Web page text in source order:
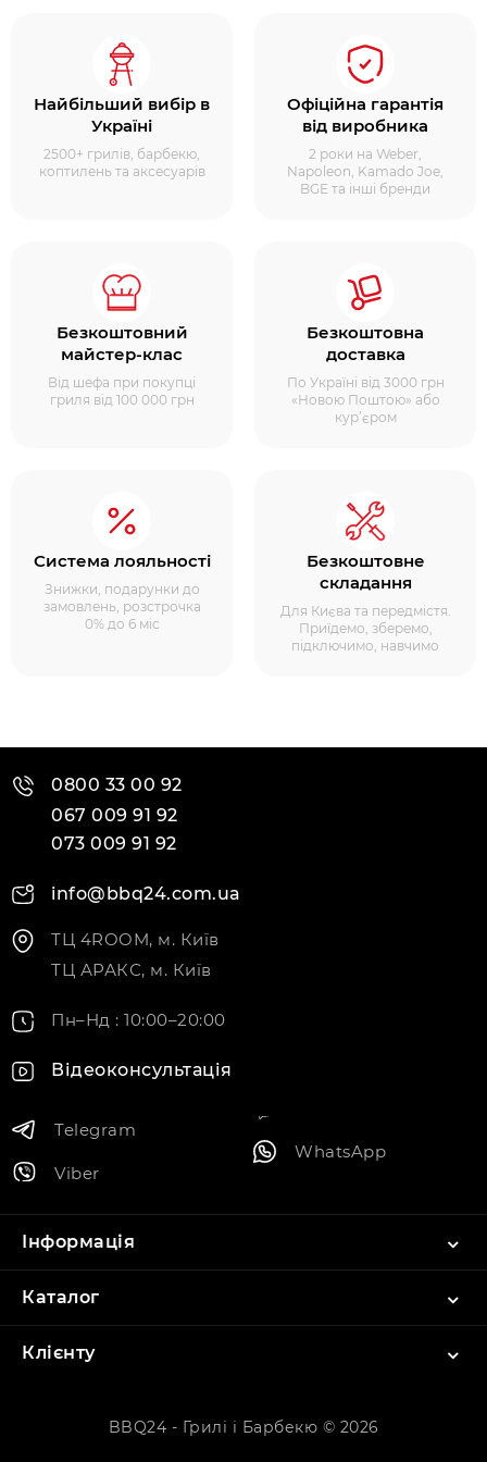
Найбільший вибір в
Україні
2500+ грилів, барбекю,
коптилень та аксесуарів
Офіційна гарантія
від виробника
2 роки на Weber,
Napoleon, Kamado Joe,
BGE та інші бренди
Безкоштовний
майстер-клас
Від шефа при покупці
гриля від 100 000 грн
Безкоштовна
доставка
По Україні від 3000 грн
«Новою Поштою» або
кур’єром
Система лояльності
Знижки, подарунки до
замовлень, розстрочка
0% до 6 міс
Безкоштовне
складання
Для Києва та передмістя.
Приїдемо, зберемо,
підключимо, навчимо
0800 33 00 92
067 009 91 92
073 009 91 92
info@bbq24.com.ua
ТЦ 4ROOM, м. Київ
ТЦ АРАКС, м. Київ
Пн–Нд : 10:00–20:00
Відеоконсультація
Telegram
Viber
WhatsApp
Інформація
Каталог
Клієнту
BBQ24 - Грилі і Барбекю © 2026